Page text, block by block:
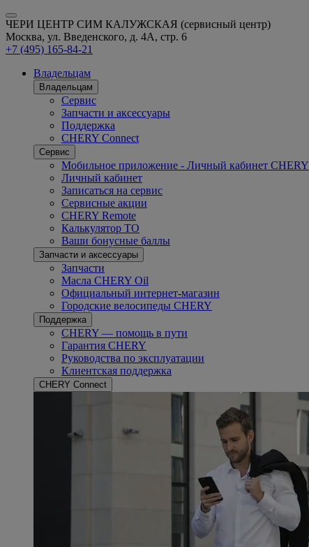
ЧЕРИ ЦЕНТР СИМ КАЛУЖСКАЯ (сервисный центр)
Москва, ул. Введенского, д. 4А, стр. 6
+7 (495) 165-84-21
Владельцам
Владельцам
Сервис
Запчасти и аксессуары
Поддержка
CHERY Connect
Сервис
Мобильное приложение - Личный кабинет CHERY
Личный кабинет
Записаться на сервис
Сервисные акции
CHERY Remote
Калькулятор ТО
Ваши бонусные баллы
Запчасти и аксессуары
Запчасти
Масла CHERY Oil
Официальный интернет-магазин
Городские велосипеды CHERY
Поддержка
CHERY — помощь в пути
Гарантия CHERY
Руководства по эксплуатации
Клиентская поддержка
CHERY Connect